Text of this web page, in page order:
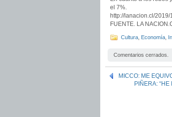
el 7%.
http://lanacion.cl/
FUENTE. LA
Cultura Economía
Comentarios cerrados.
MICCO: ME
PIÑERA: